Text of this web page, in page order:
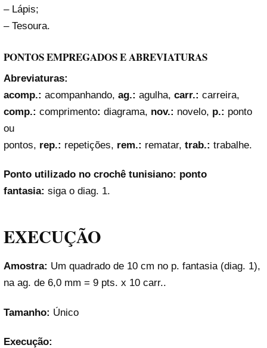
– Lápis;
– Tesoura.
PONTOS EMPREGADOS E ABREVIATURAS
Abreviaturas:
acomp.: acompanhando, ag.: agulha, carr.: carreira,
comp.: comprimento: diagrama, nov.: novelo, p.: ponto
ou
pontos, rep.: repetições, rem.: rematar, trab.: trabalhe.
Ponto utilizado no crochê tunisiano: ponto
fantasia: siga o diag. 1.
EXECUÇÃO
Amostra: Um quadrado de 10 cm no p. fantasia (diag. 1),
na ag. de 6,0 mm = 9 pts. x 10 carr..
Tamanho: Único
Execução: